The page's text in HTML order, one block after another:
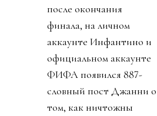
после окончания
финала, на личном
аккаунте Инфантино и
официальном аккаунте
ФИФА появился 887-
словный пост Джанни о
том, как ничтожны